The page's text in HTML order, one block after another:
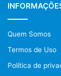
Quem Somos
Termos de Uso
Política de